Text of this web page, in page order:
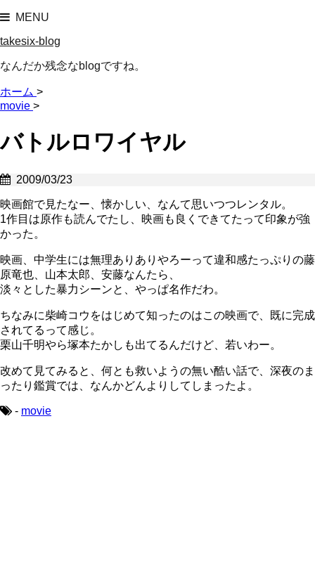
MENU
takesix-blog
なんだか残念なblogですね。
ホーム >
movie >
バトルロワイヤル
2009/03/23
映画館で見たなー、懐かしい、なんて思いつつレンタル。
1作目は原作も読んでたし、映画も良くできてたって印象が強
かった。
映画、中学生には無理ありありやろーって違和感たっぷりの藤
原竜也、山本太郎、安藤なんたら、
淡々とした暴力シーンと、やっぱ名作だわ。
ちなみに柴崎コウをはじめて知ったのはこの映画で、既に完成
されてるって感じ。
栗山千明やら塚本たかしも出てるんだけど、若いわー。
改めて見てみると、何とも救いようの無い酷い話で、深夜のま
ったり鑑賞では、なんかどんよりしてしまったよ。
- movie